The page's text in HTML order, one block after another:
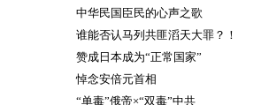
中华民国臣民的心声之歌
谁能否认马列共匪滔天大罪？！
赞成日本成为“正常国家”
悼念安倍元首相
“单毒”俄帝×“双毒”中共